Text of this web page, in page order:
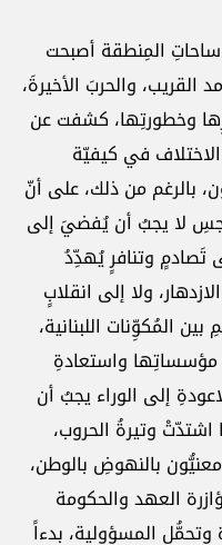
المِنطقة أصبحت
‏القريب، والحربَ الأخيرةَ،
وخطورتِها، كشفت عن
في كيفيّة
بالرغم من ذلك، على أنّ
لا يجبُ أن يُفضيَ إلى
الانقسام أو اليأس، أو أن يتحوّلَ إلى تَصادمٍ وتنافرٍ‎ ‎يُهدِّدُ
ولا إلى انقلابٍ
المُكوِّنات اللبنانية،
مؤسساتِها واستعادةِ
إلى الوراء ‏يجبُ أن
وتيرةُ الحروب،
بالنهوضِ بالوطن،
العهد والحكومة
المسؤولية، بدءاً